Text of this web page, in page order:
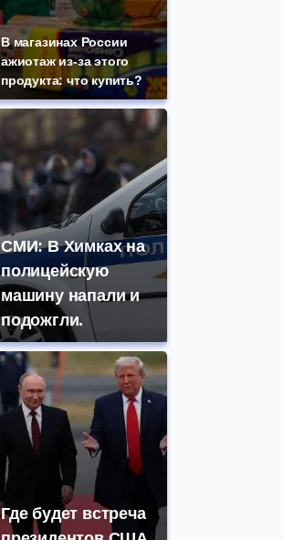
В магазинах России
ажиотаж из-за этого
продукта: что купить?
СМИ: В Химках на
полицейскую
машину напали и
подожгли.
Где будет встреча